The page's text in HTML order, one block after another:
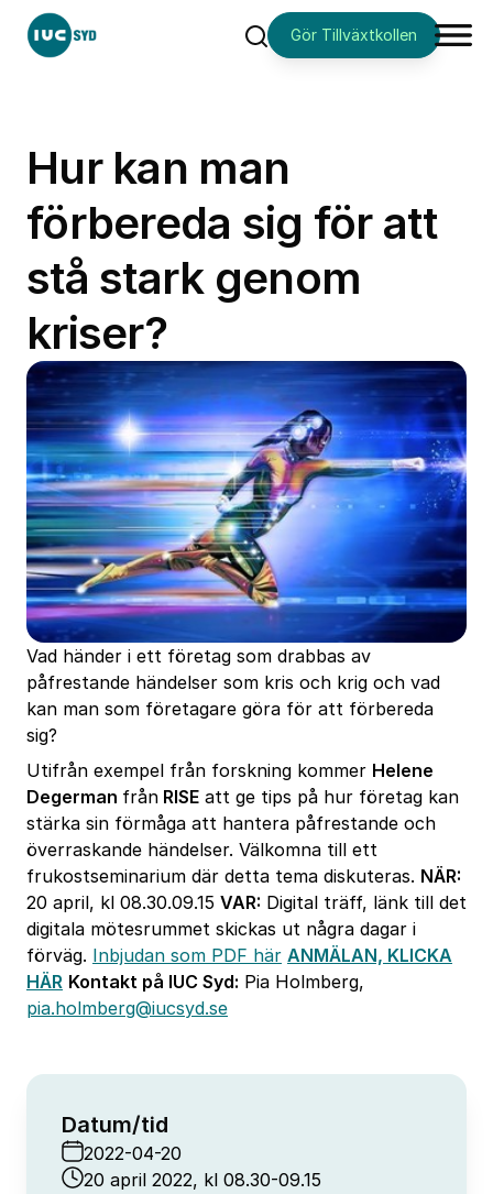
SökGör Tillväxtkollen
Hur kan man
förbereda sig för att
stå stark genom
kriser?
Vad händer i ett företag som drabbas av
påfrestande händelser som kris och krig och vad
kan man som företagare göra för att förbereda
sig?
Utifrån exempel från forskning kommer Helene
Degerman från RISE att ge tips på hur företag kan
stärka sin förmåga att hantera påfrestande och
överraskande händelser. Välkomna till ett
frukostseminarium där detta tema diskuteras. NÄR:
20 april, kl 08.30.09.15 VAR: Digital träff, länk till det
digitala mötesrummet skickas ut några dagar i
förväg. Inbjudan som PDF här ANMÄLAN, KLICKA
HÄR Kontakt på IUC Syd: Pia Holmberg,
pia.holmberg@iucsyd.se
Datum/tid
2022-04-20
20 april 2022, kl 08.30-09.15